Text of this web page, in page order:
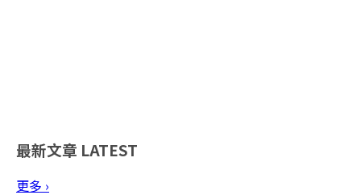
最新文章 LATEST
更多 ›